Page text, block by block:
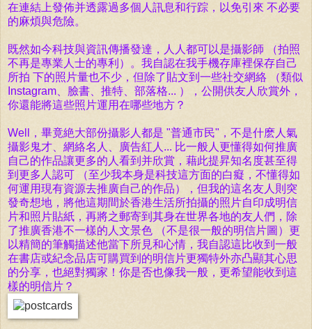
在連結上發佈并透露過多個人訊息和行踪，以免引來 不必要
的麻煩與危險。
既然如今科技與資訊傳播發達，人人都可以是攝影師 （拍照
不再是專業人士的專利）。我自認在我手機存庫裡保存自己
所拍 下的照片量也不少，但除了貼文到一些社交網絡 （類似
Instagram、臉書、推特、部落格... ），公開供友人欣賞外，
你還能將這些照片運用在哪些地方？
Well，畢竟絶大部份攝影人都是 "普通市民"，不是什麽人氣
攝影鬼才、網絡名人、廣告紅人... 比一般人更懂得如何推廣
自己的作品讓更多的人看到并欣賞，藉此提昇知名度甚至得
到更多人認可 （至少我本身是科技這方面的白癡，不懂得如
何運用現有資源去推廣自己的作品），但我的這名友人則突
發奇想地，將他這期間於香港生活所拍攝的照片自印成明信
片和照片貼紙，再將之郵寄到其身在世界各地的友人們，除
了推廣香港不一樣的人文景色 （不是很一般的明信片圖）更
以精簡的筆觸描述他當下所見和心情，我自認這比收到一般
在書店或紀念品店可購買到的明信片更獨特外亦凸顯其心思
的分享，也絕對獨家！你是否也像我一般，更希望能收到這
樣的明信片？